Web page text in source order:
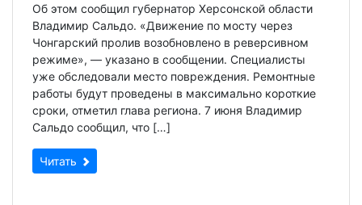
Об этом сообщил губернатор Херсонской области
Владимир Сальдо. «Движение по мосту через
Чонгарский пролив возобновлено в реверсивном
режиме», — указано в сообщении. Специалисты
уже обследовали место повреждения. Ремонтные
работы будут проведены в максимально короткие
сроки, отметил глава региона. 7 июня Владимир
Сальдо сообщил, что […]
Читать